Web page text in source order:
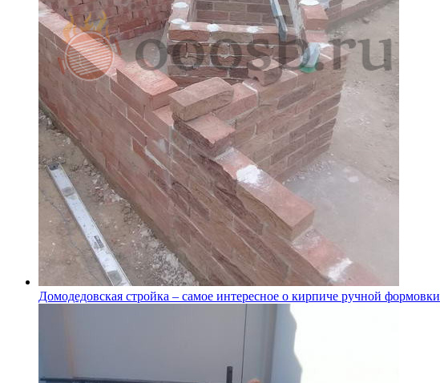
Домодедовская стройка – самое интересное о кирпиче ручной формовки